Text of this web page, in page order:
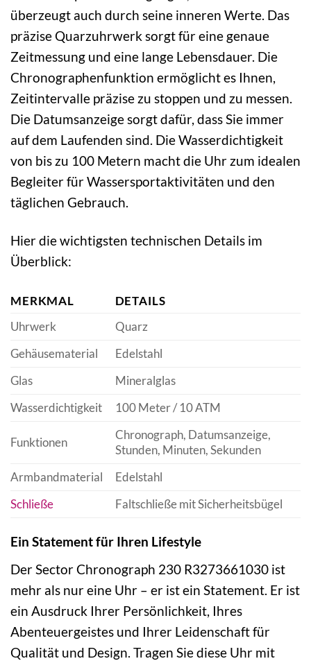
überzeugt auch durch seine inneren Werte. Das
präzise Quarzuhrwerk sorgt für eine genaue
Zeitmessung und eine lange Lebensdauer. Die
Chronographenfunktion ermöglicht es Ihnen,
Zeitintervalle präzise zu stoppen und zu messen.
Die Datumsanzeige sorgt dafür, dass Sie immer
auf dem Laufenden sind. Die Wasserdichtigkeit
von bis zu 100 Metern macht die Uhr zum idealen
Begleiter für Wassersportaktivitäten und den
täglichen Gebrauch.
Hier die wichtigsten technischen Details im
Überblick:
MERKMAL
DETAILS
Uhrwerk
Quarz
Gehäusematerial
Edelstahl
Glas
Mineralglas
Wasserdichtigkeit
100 Meter / 10 ATM
Funktionen
Chronograph, Datumsanzeige,
Stunden, Minuten, Sekunden
Armbandmaterial
Edelstahl
Schließe
Faltschließe mit Sicherheitsbügel
Ein Statement für Ihren Lifestyle
Der Sector Chronograph 230 R3273661030 ist
mehr als nur eine Uhr – er ist ein Statement. Er ist
ein Ausdruck Ihrer Persönlichkeit, Ihres
Abenteuergeistes und Ihrer Leidenschaft für
Qualität und Design. Tragen Sie diese Uhr mit